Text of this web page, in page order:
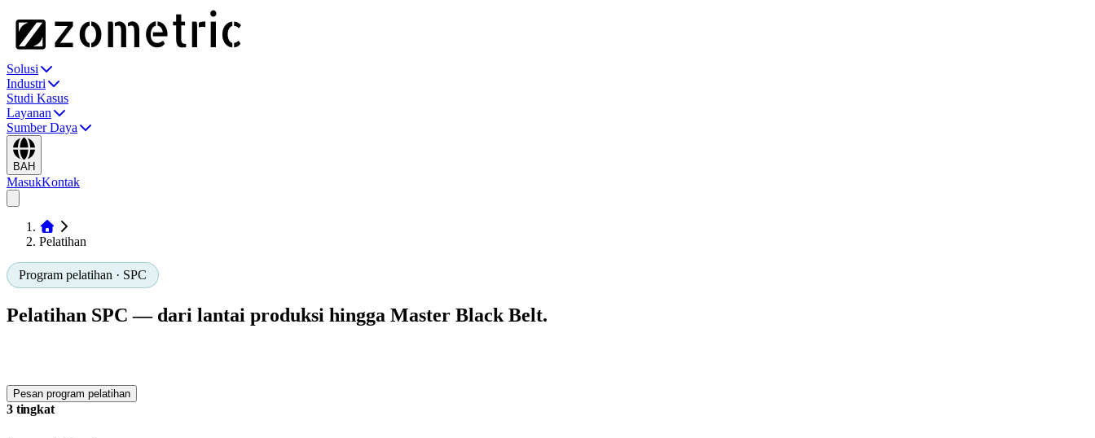
Solusi
Industri
Studi Kasus
Layanan
Sumber Daya
BAH
MasukKontak
Pelatihan
Program pelatihan · SPC
Pelatihan SPC — dari lantai produksi hingga Master Black Belt.
Pesan program pelatihan
3 tingkat